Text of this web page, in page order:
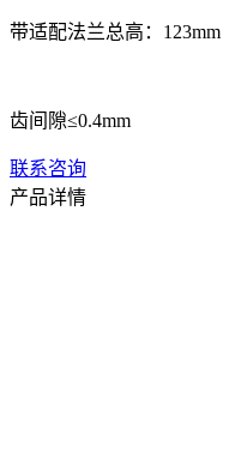
带适配法兰总高：123mm
齿间隙≤0.4mm
联系咨询
产品详情